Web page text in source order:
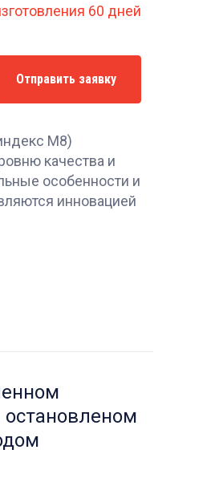
60 дней
Отправить заявку
М8)
качества и
особенности и
инновацией
остановленом